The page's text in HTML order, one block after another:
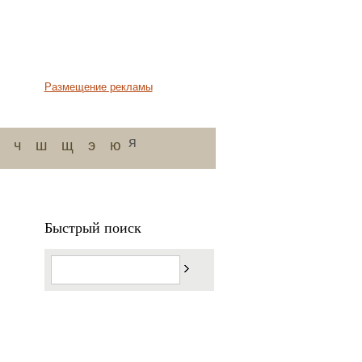
Размещение рекламы
ч ш щ э ю я
Быстрый поиск